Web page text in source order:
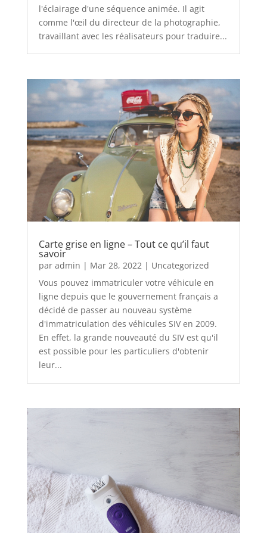
l'éclairage d'une séquence animée. Il agit
comme l'œil du directeur de la photographie,
travaillant avec les réalisateurs pour traduire...
Carte grise en ligne – Tout ce qu’il faut
savoir
par admin | Mar 28, 2022| Uncategorized
Vous pouvez immatriculer votre véhicule en
ligne depuis que le gouvernement français a
décidé de passer au nouveau système
d'immatriculation des véhicules SIV en 2009.
En effet, la grande nouveauté du SIV est qu'il
est possible pour les particuliers d'obtenir
leur...